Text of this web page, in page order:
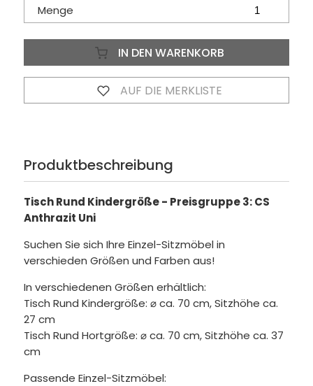
Menge
IN DEN WARENKORB
AUF DIE MERKLISTE
Produktbeschreibung
Tisch Rund Kindergröße - Preisgruppe 3: CS
Anthrazit Uni
Suchen Sie sich Ihre Einzel-Sitzmöbel in
verschieden Größen und Farben aus!
In verschiedenen Größen erhältlich:
Tisch Rund Kindergröße: ⌀ ca. 70 cm, Sitzhöhe ca.
27 cm
Tisch Rund Hortgröße: ⌀ ca. 70 cm, Sitzhöhe ca. 37
cm
Passende Einzel-Sitzmöbel: